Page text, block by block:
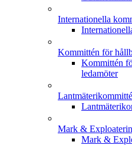
Internationella
Kommittén för
Kommittén
ledamöter
Mark &
Mark &